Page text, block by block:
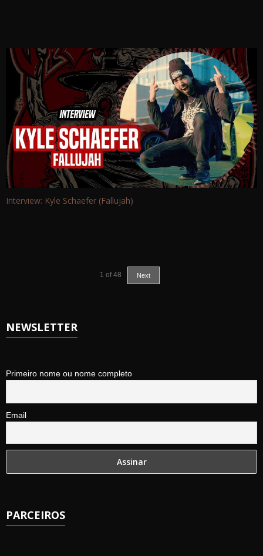
Interview: Kyle Schaefer (Fallujah)
1 of 48 Next
NEWSLETTER
Primeiro nome ou nome completo
Email
PARCEIROS